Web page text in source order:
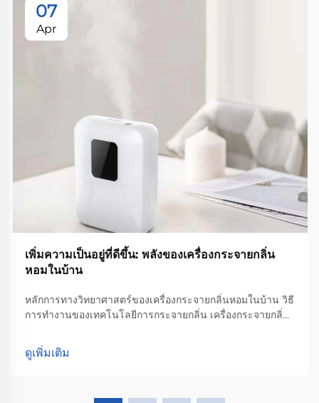
07
Apr
เพิ่มความเป็นอยู่ที่ดีขึ้น: พลังของเครื่องกระจายกลิ่น
หอมในบ้าน
หลักการทางวิทยาศาสตร์ของเครื่องกระจายกลิ่นหอมในบ้าน วิธี
การทำงานของเทคโนโลยีการกระจายกลิ่น เครื่องกระจายกลิ่น
กระจายโมเลกุลของกลิ่นหอมไปทั่วห้อง โดยพื้นฐานแล้ว สิ่งที่
เกิดขึ้นคืออนุภาคของน้ำมันหอมระเหยจะ...
ดูเพิ่มเติม